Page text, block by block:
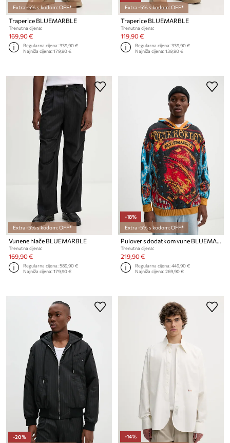
Extra -5% s kodom: OFF*
Traperice BLUEMARBLE
Trenutna cijena:
169,90 €
Regularna cijena:339,90 €
Najniža cijena:179,90 €
Extra -5% s kodom: OFF*
Traperice BLUEMARBLE
Trenutna cijena:
119,90 €
Regularna cijena:339,90 €
Najniža cijena:139,90 €
Extra -5% s kodom: OFF*
Vunene hlače BLUEMARBLE
Trenutna cijena:
169,90 €
Regularna cijena:589,90 €
Najniža cijena:179,90 €
-18%
Extra -5% s kodom: OFF*
Pulover s dodatkom vune BLUEMARBLE
Trenutna cijena:
219,90 €
Regularna cijena:449,90 €
Najniža cijena:269,90 €
-20%
-14%